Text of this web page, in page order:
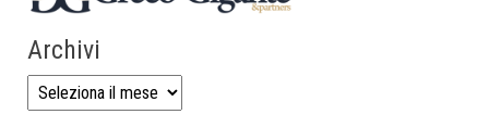
Archivi